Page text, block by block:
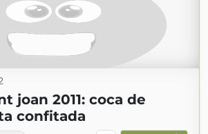
joan 2011: coca de
confitada